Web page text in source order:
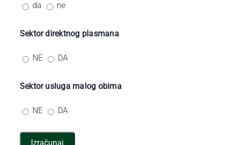
da ne
Sektor direktnog plasmana
NE DA
Sektor usluga malog obima
NE DA
Izračunaj